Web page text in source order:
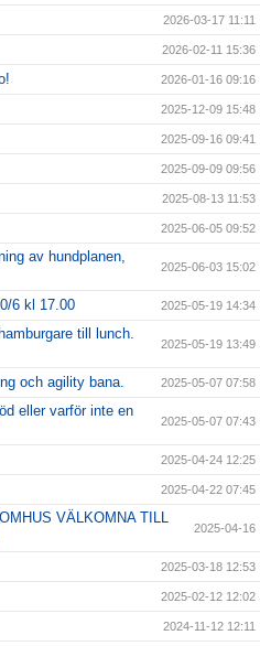
2026-03-17 11:11
2026-02-11 15:36
2026-01-16 09:16
2025-12-09 15:48
2025-09-16 09:41
2025-09-09 09:56
2025-08-13 11:53
2025-06-05 09:52
av hundplanen,
2025-06-03 15:02
6 kl 17.00 2025-05-19 14:34
till lunch.
2025-05-19 13:49
och agility bana. 2025-05-07 07:58
eller varför inte en
2025-05-07 07:43
2025-04-24 12:25
2025-04-22 07:45
VÄLKOMNA TILL
2025-04-16
2025-03-18 12:53
2025-02-12 12:02
2024-11-12 12:11